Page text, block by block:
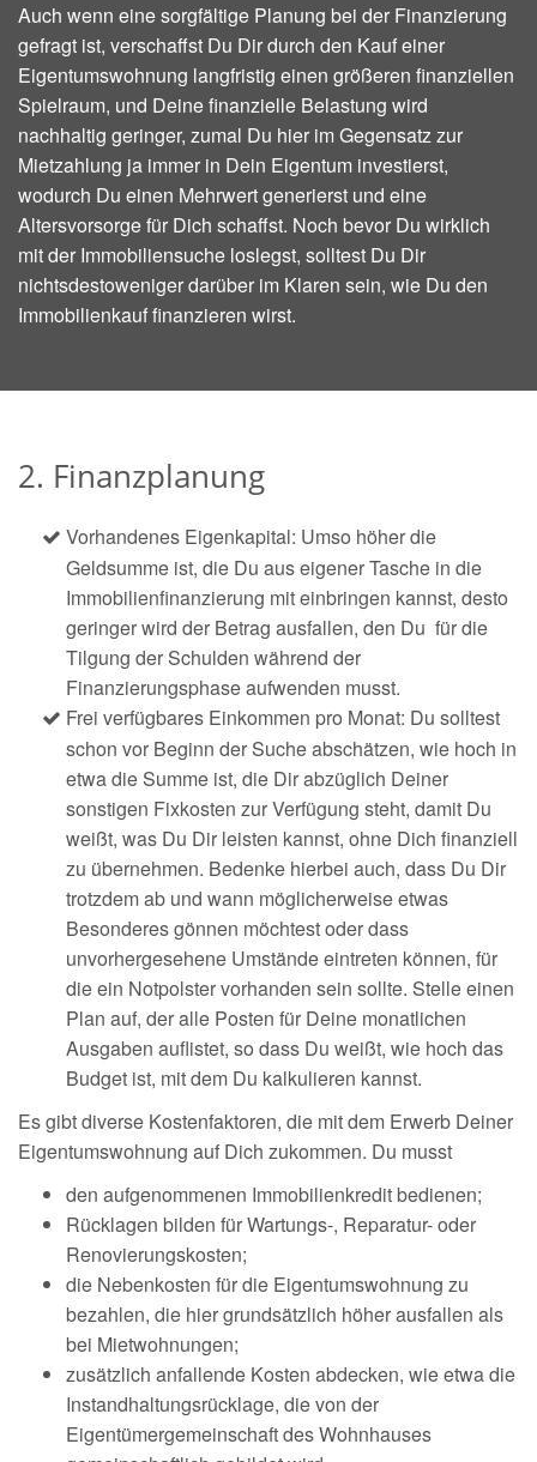
Auch wenn eine sorgfältige Planung bei der Finanzierung
gefragt ist, verschaffst Du Dir durch den Kauf einer
Eigentumswohnung langfristig einen größeren finanziellen
Spielraum, und Deine finanzielle Belastung wird
nachhaltig geringer, zumal Du hier im Gegensatz zur
Mietzahlung ja immer in Dein Eigentum investierst,
wodurch Du einen Mehrwert generierst und eine
Altersvorsorge für Dich schaffst. Noch bevor Du wirklich
mit der Immobiliensuche loslegst, solltest Du Dir
nichtsdestoweniger darüber im Klaren sein, wie Du den
Immobilienkauf finanzieren wirst.
2. Finanzplanung
Vorhandenes Eigenkapital: Umso höher die
Geldsumme ist, die Du aus eigener Tasche in die
Immobilienfinanzierung mit einbringen kannst, desto
geringer wird der Betrag ausfallen, den Du für die
Tilgung der Schulden während der
Finanzierungsphase aufwenden musst.
Frei verfügbares Einkommen pro Monat: Du solltest
schon vor Beginn der Suche abschätzen, wie hoch in
etwa die Summe ist, die Dir abzüglich Deiner
sonstigen Fixkosten zur Verfügung steht, damit Du
weißt, was Du Dir leisten kannst, ohne Dich finanziell
zu übernehmen. Bedenke hierbei auch, dass Du Dir
trotzdem ab und wann möglicherweise etwas
Besonderes gönnen möchtest oder dass
unvorhergesehene Umstände eintreten können, für
die ein Notpolster vorhanden sein sollte. Stelle einen
Plan auf, der alle Posten für Deine monatlichen
Ausgaben auflistet, so dass Du weißt, wie hoch das
Budget ist, mit dem Du kalkulieren kannst.
Es gibt diverse Kostenfaktoren, die mit dem Erwerb Deiner
Eigentumswohnung auf Dich zukommen. Du musst
den aufgenommenen Immobilienkredit bedienen;
Rücklagen bilden für Wartungs-, Reparatur- oder
Renovierungskosten;
die Nebenkosten für die Eigentumswohnung zu
bezahlen, die hier grundsätzlich höher ausfallen als
bei Mietwohnungen;
zusätzlich anfallende Kosten abdecken, wie etwa die
Instandhaltungsrücklage, die von der
Eigentümergemeinschaft des Wohnhauses